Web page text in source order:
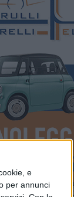
e
per annunci